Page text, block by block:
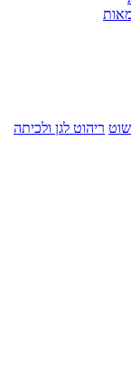
ריהוט לגן ולכיתה